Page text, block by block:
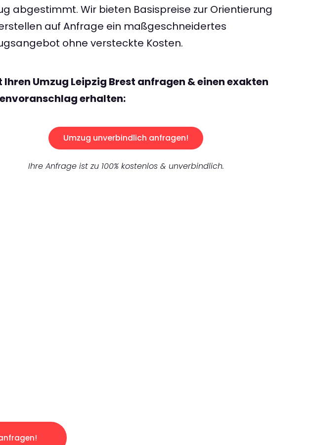
abgestimmt. Wir bieten Basispreise zur Orientierung
auf Anfrage ein maßgeschneidertes
ohne versteckte Kosten.
Ihren Umzug Leipzig Brest anfragen & einen exakten
erhalten:
Umzug unverbindlich anfragen!
Ihre Anfrage ist zu 100% kostenlos & unverbindlich.